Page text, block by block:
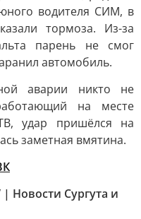
водителя СИМ, в
тормоза. Из-за
парень не смог
автомобиль.
аварии никто не
на месте
удар пришёлся на
заметная вмятина.
Новости Сургута и